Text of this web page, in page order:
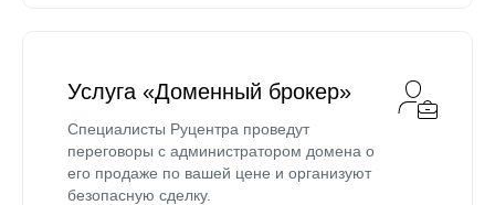
Услуга «Доменный брокер»
Специалисты Руцентра проведут
переговоры с администратором домена о
его продаже по вашей цене и организуют
безопасную сделку.